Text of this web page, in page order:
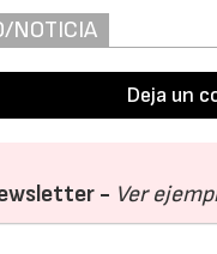
NOTICIA
Deja un
- Ver